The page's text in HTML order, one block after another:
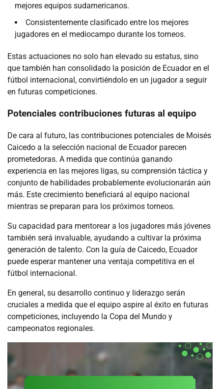
mejores equipos sudamericanos.
Consistentemente clasificado entre los mejores
jugadores en el mediocampo durante los torneos.
Estas actuaciones no solo han elevado su estatus, sino
que también han consolidado la posición de Ecuador en el
fútbol internacional, convirtiéndolo en un jugador a seguir
en futuras competiciones.
Potenciales contribuciones futuras al equipo
De cara al futuro, las contribuciones potenciales de Moisés
Caicedo a la selección nacional de Ecuador parecen
prometedoras. A medida que continúa ganando
experiencia en las mejores ligas, su comprensión táctica y
conjunto de habilidades probablemente evolucionarán aún
más. Este crecimiento beneficiará al equipo nacional
mientras se preparan para los próximos torneos.
Su capacidad para mentorear a los jugadores más jóvenes
también será invaluable, ayudando a cultivar la próxima
generación de talento. Con la guía de Caicedo, Ecuador
puede esperar mantener una ventaja competitiva en el
fútbol internacional.
En general, su desarrollo continuo y liderazgo serán
cruciales a medida que el equipo aspire al éxito en futuras
competiciones, incluyendo la Copa del Mundo y
campeonatos regionales.